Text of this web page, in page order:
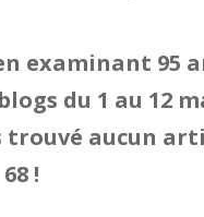
examinant 95
du 1 au 12
trouvé aucun
!